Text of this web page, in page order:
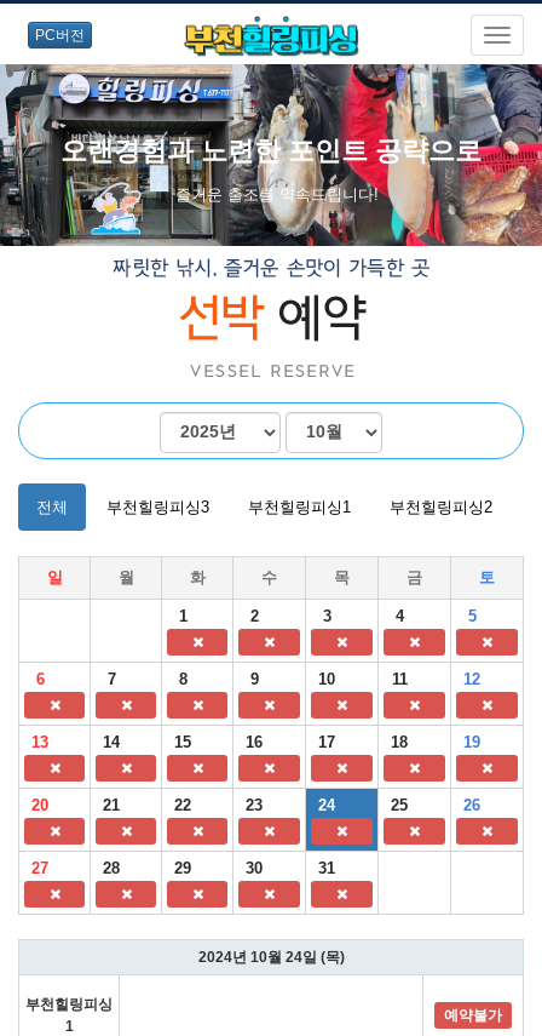
PC버전
오랜경험과 노련한 포인트 공략으로
즐거운 출조를 약속드립니다!
전체 부천힐링피싱3 부천힐링피싱1 부천힐링피싱2
일 월 화 수 목 금 토
1 2 3 4 5
6 7 8 9 10 11 12
13 14 15 16 17 18 19
20 21 22 23 24 25 26
27 28 29 30 31
2024년 10월 24일 (목)
부천힐링피싱
1
예약불가